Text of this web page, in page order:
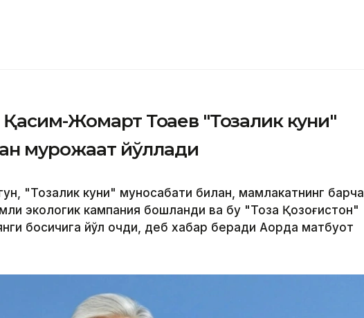
Жомарт Тоқаев "Тозалик куни"
мурожаат йўллади
"Тозалик куни" муносабати билан, мамлакатнинг барча
экологик кампания бошланди ва бу "Тоза Қозоғистон"
босқичига йўл очди, деб хабар беради Ақорда матбуот